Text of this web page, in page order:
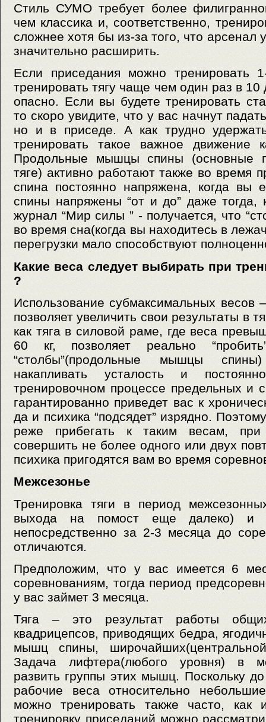
Стиль СУМО требует более
чем классика и, соответственно,
сложнее хотя бы из-за того, что арсенал
значительно расширить.
Если приседания можно тренировать
тренировать тягу чаще чем один раз в
опасно. Если вы будете тренировать
то скоро увидите, что у вас начнут
но и в приседе. А как трудно
тренировать такое важное движение
Продольные мышцы спины (основные
тяге) активно работают также во время
спина постоянно напряжена, когда
спины напряжены “от и до” даже тогда,
журнал “Мир силы ” - получается, что
во время сна(когда вы находитесь в
перегрузки мало способствуют
Какие веса следует выбирать при
?
Использование субмаксимальных весов
позволяет увеличить свои результаты в
как тяга в силовой раме, где веса
60 кг, позволяет реально
“столбы”(продольные мышцы
накапливать усталость и
тренировочном процессе предельных и
гарантированно приведет вас к
да и психика “подсядет” изрядно.
реже прибегать к таким весам,
совершить не более одного или двух
психика пригодятся вам во время
Межсезонье
Тренировка тяги в период
выхода на помост еще далеко) и
непосредственно за 2-3 месяца до
отличаются.
Предположим, что у вас имеется 6
соревнованиям, тогда период
у вас займет 3 месяца.
Тяга – это результат работы
квадрицепсов, приводящих бедра,
мышц спины,
Задача лифтера(любого уровня) в
развить группы этих мышц. Поскольку
рабочие веса относительно
можно тренировать также часто, как
тренировку приседаний можно